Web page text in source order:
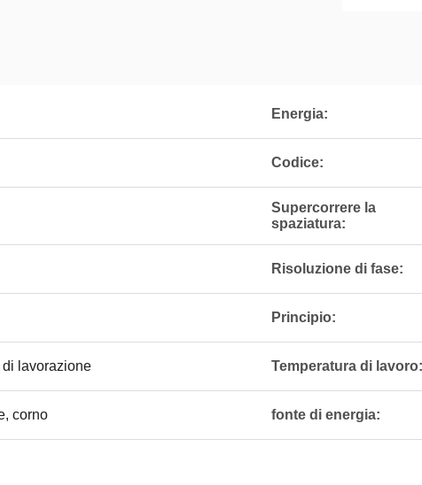
Energia:
Codice:
Supercorrere la
spaziatura:
Risoluzione di fase:
Principio:
di lavorazione Temperatura di lavoro:
corno fonte di energia: